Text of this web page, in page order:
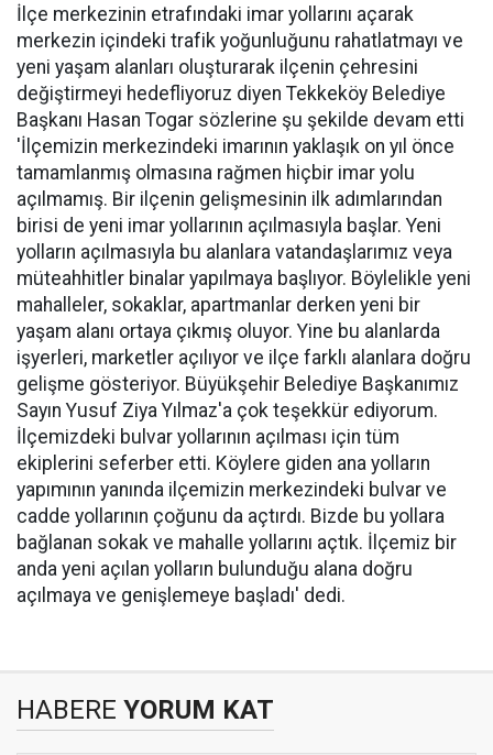
İlçe merkezinin etrafındaki imar yollarını açarak
merkezin içindeki trafik yoğunluğunu rahatlatmayı ve
yeni yaşam alanları oluşturarak ilçenin çehresini
değiştirmeyi hedefliyoruz diyen Tekkeköy Belediye
Başkanı Hasan Togar sözlerine şu şekilde devam etti
'İlçemizin merkezindeki imarının yaklaşık on yıl önce
tamamlanmış olmasına rağmen hiçbir imar yolu
açılmamış. Bir ilçenin gelişmesinin ilk adımlarından
birisi de yeni imar yollarının açılmasıyla başlar. Yeni
yolların açılmasıyla bu alanlara vatandaşlarımız veya
müteahhitler binalar yapılmaya başlıyor. Böylelikle yeni
mahalleler, sokaklar, apartmanlar derken yeni bir
yaşam alanı ortaya çıkmış oluyor. Yine bu alanlarda
işyerleri, marketler açılıyor ve ilçe farklı alanlara doğru
gelişme gösteriyor. Büyükşehir Belediye Başkanımız
Sayın Yusuf Ziya Yılmaz'a çok teşekkür ediyorum.
İlçemizdeki bulvar yollarının açılması için tüm
ekiplerini seferber etti. Köylere giden ana yolların
yapımının yanında ilçemizin merkezindeki bulvar ve
cadde yollarının çoğunu da açtırdı. Bizde bu yollara
bağlanan sokak ve mahalle yollarını açtık. İlçemiz bir
anda yeni açılan yolların bulunduğu alana doğru
açılmaya ve genişlemeye başladı' dedi.
HABERE YORUM KAT